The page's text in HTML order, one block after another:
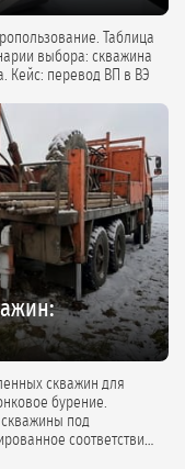
Таблица
Кейс: перевод ВП в ВЭ
скважин для
под
соответствие